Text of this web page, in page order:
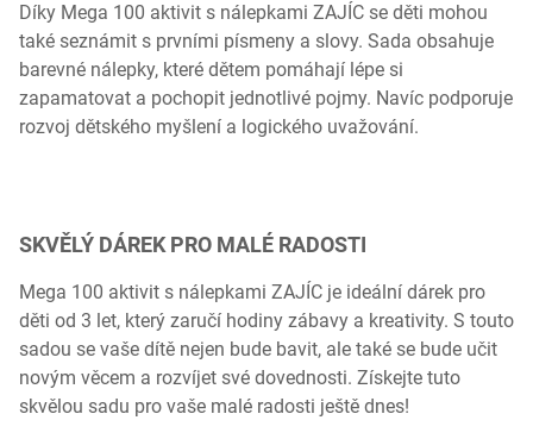
Díky Mega 100 aktivit s nálepkami ZAJÍC se děti mohou
také seznámit s prvními písmeny a slovy. Sada obsahuje
barevné nálepky, které dětem pomáhají lépe si
zapamatovat a pochopit jednotlivé pojmy. Navíc podporuje
rozvoj dětského myšlení a logického uvažování.
SKVĚLÝ DÁREK PRO MALÉ RADOSTI
Mega 100 aktivit s nálepkami ZAJÍC je ideální dárek pro
děti od 3 let, který zaručí hodiny zábavy a kreativity. S touto
sadou se vaše dítě nejen bude bavit, ale také se bude učit
novým věcem a rozvíjet své dovednosti. Získejte tuto
skvělou sadu pro vaše malé radosti ještě dnes!